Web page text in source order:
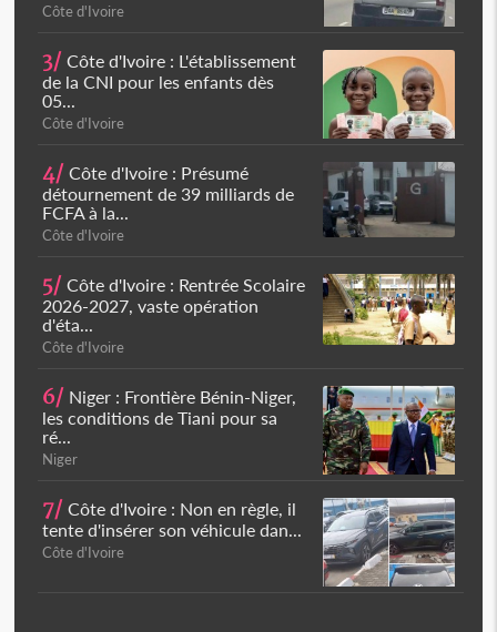
Côte d'Ivoire
3/ Côte d'Ivoire : L'établissement
de la CNI pour les enfants dès
05...
Côte d'Ivoire
4/ Côte d'Ivoire : Présumé
détournement de 39 milliards de
FCFA à la...
Côte d'Ivoire
5/ Côte d'Ivoire : Rentrée Scolaire
2026-2027, vaste opération
d'éta...
Côte d'Ivoire
6/ Niger : Frontière Bénin-Niger,
les conditions de Tiani pour sa
ré...
Niger
7/ Côte d'Ivoire : Non en règle, il
tente d'insérer son véhicule dan...
Côte d'Ivoire